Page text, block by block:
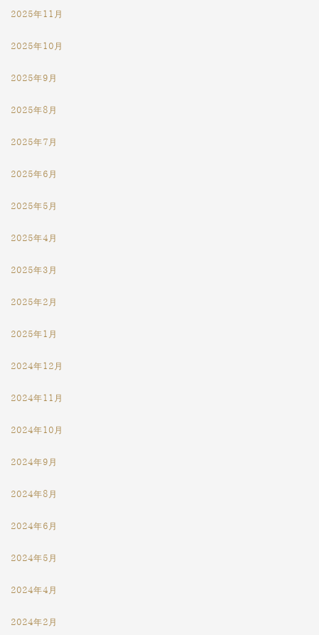
2025年11月
2025年10月
2025年9月
2025年8月
2025年7月
2025年6月
2025年5月
2025年4月
2025年3月
2025年2月
2025年1月
2024年12月
2024年11月
2024年10月
2024年9月
2024年8月
2024年6月
2024年5月
2024年4月
2024年2月